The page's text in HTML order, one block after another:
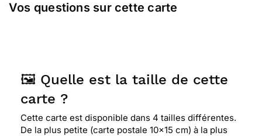
Vos questions sur cette carte
🖼️ Quelle est la taille de cette
carte ?
Cette carte est disponible dans 4 tailles différentes.
De la plus petite (carte postale 10x15 cm) à la plus